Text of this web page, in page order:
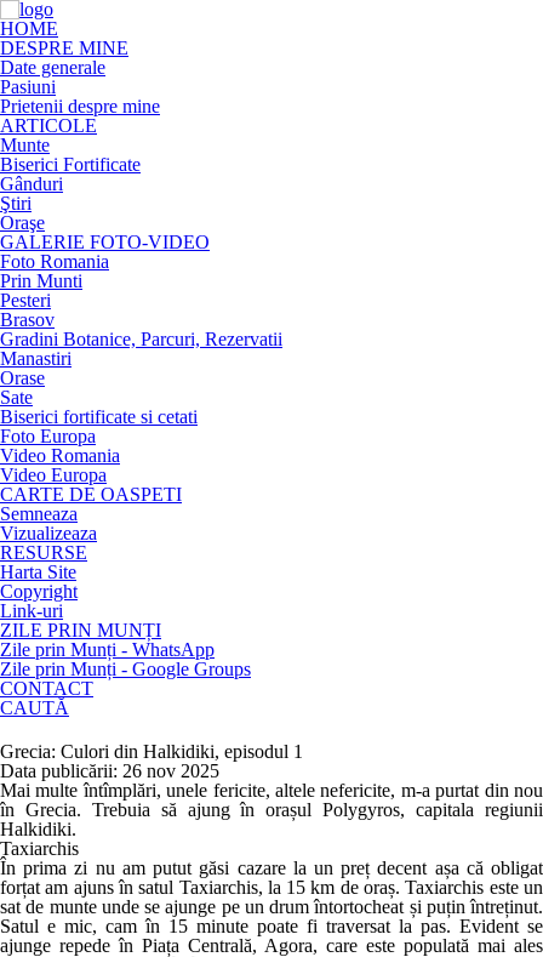
HOME
DESPRE MINE
Date generale
Pasiuni
Prietenii despre mine
ARTICOLE
Munte
Biserici Fortificate
Gânduri
Ştiri
Oraşe
GALERIE FOTO-VIDEO
Foto Romania
Prin Munti
Pesteri
Brasov
Gradini Botanice, Parcuri, Rezervatii
Manastiri
Orase
Sate
Biserici fortificate si cetati
Foto Europa
Video Romania
Video Europa
CARTE DE OASPETI
Semneaza
Vizualizeaza
RESURSE
Harta Site
Copyright
Link-uri
ZILE PRIN MUNȚI
Zile prin Munți - WhatsApp
Zile prin Munți - Google Groups
CONTACT
CAUTĂ
Grecia: Culori din Halkidiki, episodul 1
Data publicării: 26 nov 2025
Mai multe întîmplări, unele fericite, altele nefericite, m-a purtat din nou
în Grecia. Trebuia să ajung în orașul Polygyros, capitala regiunii
Halkidiki.
Taxiarchis
În prima zi nu am putut găsi cazare la un preț decent așa că obligat
forțat am ajuns în satul Taxiarchis, la 15 km de oraș. Taxiarchis este un
sat de munte unde se ajunge pe un drum întortocheat și puțin întreținut.
Satul e mic, cam în 15 minute poate fi traversat la pas. Evident se
ajunge repede în Piața Centrală, Agora, care este populată mai ales